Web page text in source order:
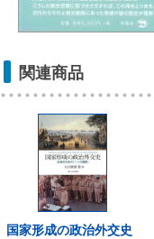
関連商品
国家形成の政治外交史